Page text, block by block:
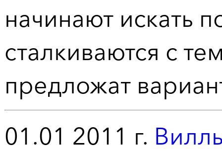
начинают искать
сталкиваются с
предложат
01.01 2011 г.